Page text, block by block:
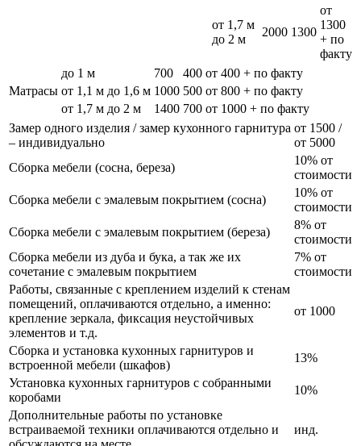
от 1,7 м
до 2 м
2000 1300
от
1300
+ по
факту
Матрасы
до 1 м 700 400 от 400 + по факту
от 1,1 м до 1,6 м 1000 500 от 800 + по факту
от 1,7 м до 2 м
1400 700 от 1000 + по факту
Замер одного изделия / замер кухонного гарнитура
– индивидуально
от 1500 /
от 5000
Сборка мебели (сосна, береза)
10% от
стоимости
Сборка мебели с эмалевым покрытием (сосна)
10% от
стоимости
Сборка мебели с эмалевым покрытием (береза)
8% от
стоимости
Сборка мебели из дуба и бука, а так же их
сочетание с эмалевым покрытием
7% от
стоимости
Работы, связанные с креплением изделий к стенам
помещений, оплачиваются отдельно, а именно:
крепление зеркала, фиксация неустойчивых
элементов и т.д.
от 1000
Сборка и установка кухонных гарнитуров и
встроенной мебели (шкафов)
13%
Установка кухонных гарнитуров с собранными
коробами
10%
Дополнительные работы по установке
встраиваемой техники оплачиваются отдельно и
инд.